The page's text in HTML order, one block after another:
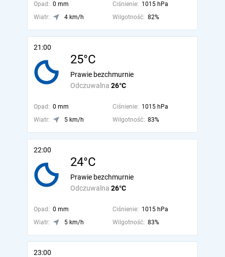
Opad: 0 mm Ciśnienie: 1015 hPa
Wiatr:
4 km/h Wilgotność: 82%
21:00
25°C
Odczuwalna 26°C
Prawie bezchmurnie
Opad: 0 mm Ciśnienie: 1015 hPa
Wiatr:
5 km/h Wilgotność: 83%
22:00
24°C
Odczuwalna 26°C
Prawie bezchmurnie
Opad: 0 mm Ciśnienie: 1015 hPa
Wiatr:
5 km/h Wilgotność: 83%
23:00